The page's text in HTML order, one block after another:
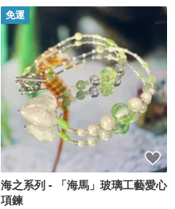
免運
海之系列 - 「海馬」玻璃工藝愛心
項鍊